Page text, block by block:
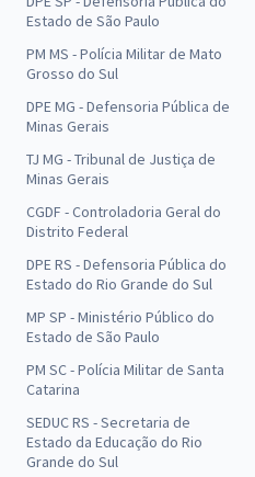
Estado de São Paulo
PM MS - Polícia Militar de Mato
Grosso do Sul
DPE MG - Defensoria Pública de
Minas Gerais
TJ MG - Tribunal de Justiça de
Minas Gerais
CGDF - Controladoria Geral do
Distrito Federal
DPE RS - Defensoria Pública do
Estado do Rio Grande do Sul
MP SP - Ministério Público do
Estado de São Paulo
PM SC - Polícia Militar de Santa
Catarina
SEDUC RS - Secretaria de
Estado da Educação do Rio
Grande do Sul